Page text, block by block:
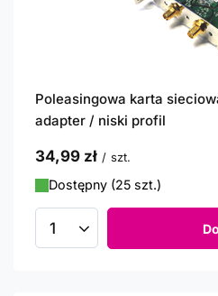
Poleasingowa karta
adapter / niski profil
34,99 zł / szt.
Dostępny (25 szt.)
Ilość produktów